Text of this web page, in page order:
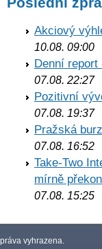
Akciový
10.08. 09:00
Denní report
07.08. 22:27
Pozitivní
07.08. 19:37
Pražská
07.08. 16:52
Take-Two
mírně
07.08. 15:25
vyhrazena.